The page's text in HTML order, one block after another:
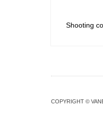
Shooting
COPYRIGHT ©